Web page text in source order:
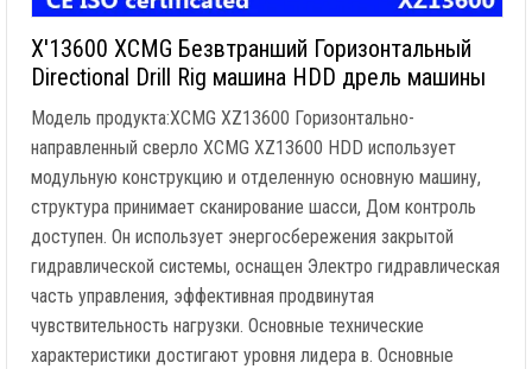
X'13600 XCMG Безвтранший Горизонтальный
Directional Drill Rig машина HDD дрель машины
Модель продукта:XCMG XZ13600 Горизонтально-
направленный сверло XCMG XZ13600 HDD использует
модульную конструкцию и отделенную основную машину,
структура принимает сканирование шасси, Дом контроль
доступен. Он использует энергосбережения закрытой
гидравлической системы, оснащен Электро гидравлическая
часть управления, эффективная продвинутая
чувствительность нагрузки. Основные технические
характеристики достигают уровня лидера в. Основные